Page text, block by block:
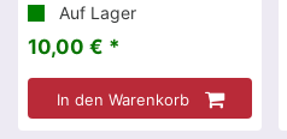
Auf Lager
10,00 € *
In den Warenkorb